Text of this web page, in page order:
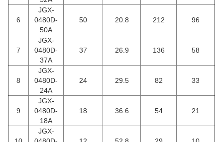
6
JGX-
0480D-
50A
50 20.8 212 96
7
JGX-
0480D-
37A
37 26.9 136 58
8
JGX-
0480D-
24A
24 29.5 82 33
9
JGX-
0480D-
18A
18 36.6 54 21
JGX-